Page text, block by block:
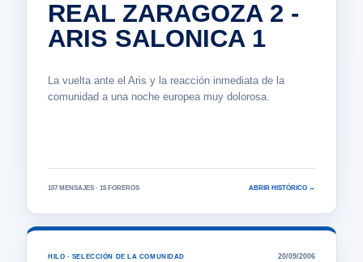
REAL ZARAGOZA 2 -
ARIS SALONICA 1
La vuelta ante el Aris y la reacción inmediata de la
comunidad a una noche europea muy dolorosa.
107 MENSAJES · 15 FOREROS ABRIR HISTÓRICO →
HILO · SELECCIÓN DE LA COMUNIDAD 20/09/2006